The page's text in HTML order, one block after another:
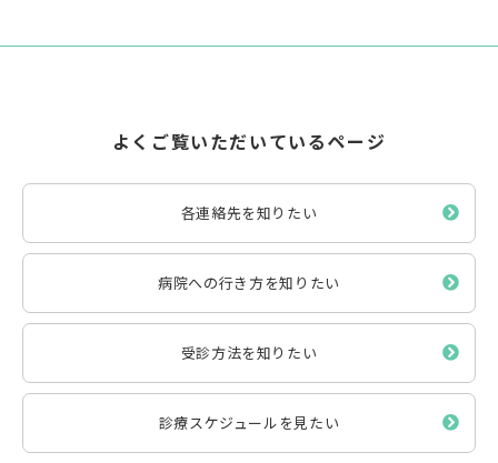
よくご覧いただいているページ
各連絡先を知りたい
病院への行き方を知りたい
受診方法を知りたい
診療スケジュールを見たい